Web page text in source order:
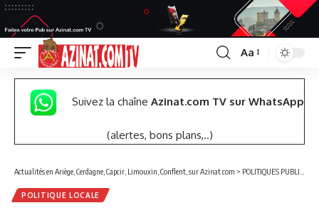
Font
Resizer
Aa
Suivez la chaîne Azinat.com TV sur WhatsApp
(alertes, bons plans,..)
Actualités en Ariège, Cerdagne, Capcir, Limouxin, Conflent, sur Azinat.com > POLITIQUES PUBLIQUES
POLITIQUE LOCALE